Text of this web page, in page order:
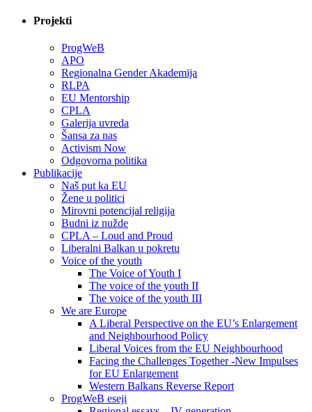
Projekti
ProgWeB
APO
Regionalna Gender Akademija
RLPA
EU Mentorship
CPLA
Galerija uvreda
Šansa za nas
Activism Now
Odgovorna politika
Publikacije
Naš put ka EU
Žene u politici
Mirovni potencijal religija
Budni iz nužde
CPLA – Loud and Proud
Liberalni Balkan u pokretu
Voice of the youth
The Voice of Youth I
The voice of the youth II
The voice of the youth III
We are Europe
A Liberal Perspective on the EU’s Enlargement
and Neighbourhood Policy
Liberal Voices from the EU Neighbourhood
Facing the Challenges Together -New Impulses
for EU Enlargement
Western Balkans Reverse Report
ProgWeB eseji